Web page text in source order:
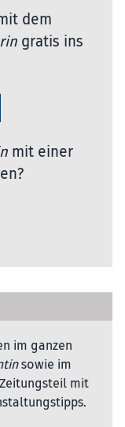
dem
gratis ins
mit einer
im ganzen
sowie im
mit